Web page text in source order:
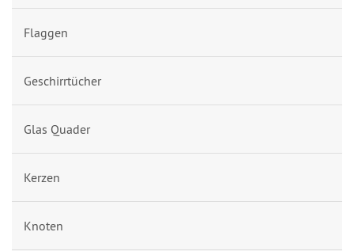
Flaggen
Geschirrtücher
Glas Quader
Kerzen
Knoten